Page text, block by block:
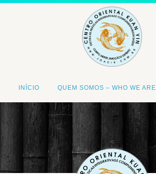
INÍCIO QUEM SOMOS – WHO WE ARE
<